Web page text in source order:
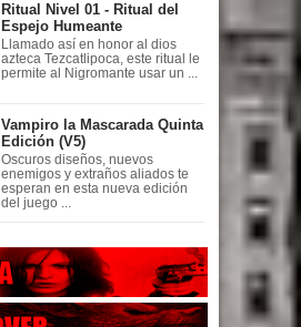
Ritual Nivel 01 - Ritual del
Espejo Humeante
Llamado así en honor al dios
azteca Tezcatlipoca, este ritual le
permite al Nigromante usar un ...
Vampiro la Mascarada Quinta
Edición (V5)
Oscuros diseños, nuevos
enemigos y extraños aliados te
esperan en esta nueva edición
del juego ...